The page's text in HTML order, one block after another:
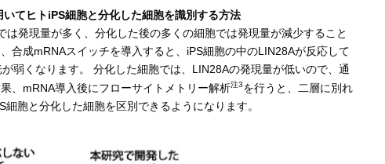
てヒトiPS細胞と分化した細胞を識別する方法
は発現量が多く、分化した後の多くの細胞では発現量が減少すること
合成mRNAスイッチを導入すると、iPS細胞の中のLIN28Aが反応して
弱くなります。 分化した細胞では、LIN28Aの発現量が低いので、通
、mRNA導入後にフローサイトメトリー解析注3を行うと、二層に別れ
胞と分化した細胞を区別できるようになります。